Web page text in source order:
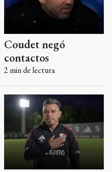
Coudet negó
contactos
2 min de lectura